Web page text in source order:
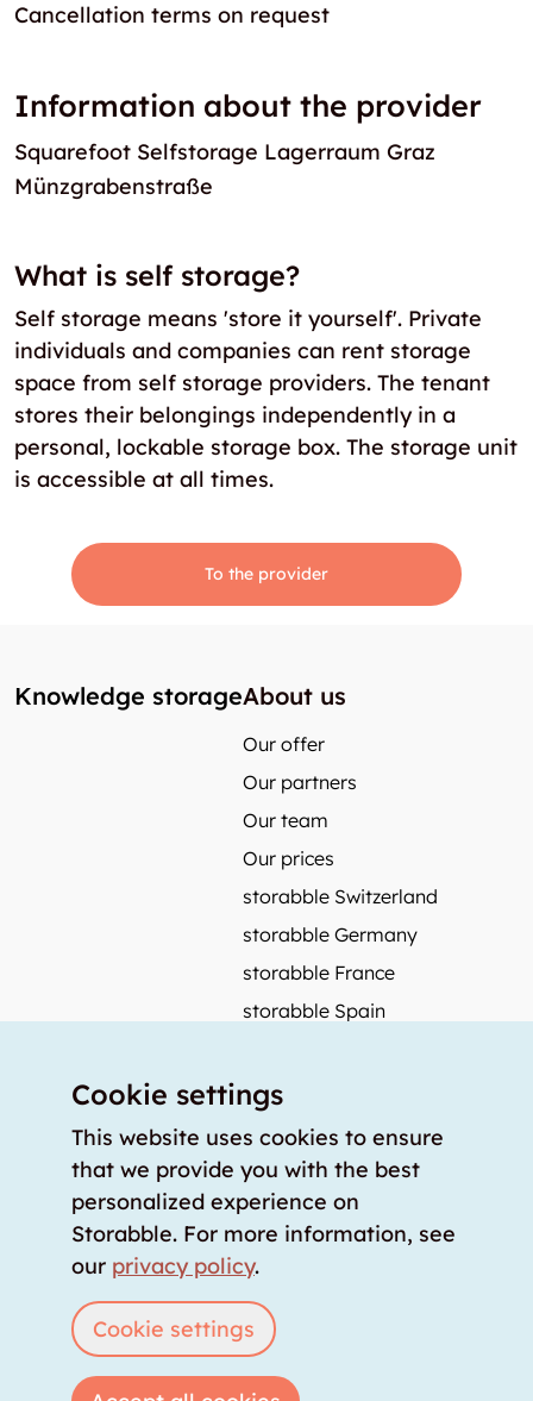
Cancellation terms on request
Information about the provider
Squarefoot Selfstorage Lagerraum Graz
Münzgrabenstraße
What is self storage?
Self storage means 'store it yourself'. Private
individuals and companies can rent storage
space from self storage providers. The tenant
stores their belongings independently in a
personal, lockable storage box. The storage unit
is accessible at all times.
To the provider
Knowledge storageAbout us
Our offer
Our partners
Our team
Our prices
storabble Switzerland
storabble Germany
storabble France
storabble Spain
Press coverage
How to calculate the size of a storage room?
How much does a storage room cost?
For storage providers
Login List storage room
Cookie settings
This website uses cookies to ensure
that we provide you with the best
personalized experience on
Storabble. For more information, see
our privacy policy.
Cookie settings